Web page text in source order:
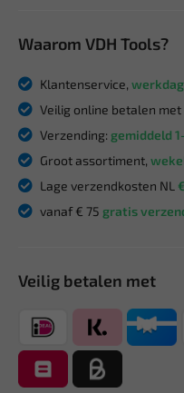
Waarom VDH Tools?
Klantenservice,
Veilig online betalen met
Verzending: gemiddeld
Groot assortiment,
Lage verzendkosten NL
vanaf € 75 gratis
Veilig betalen met